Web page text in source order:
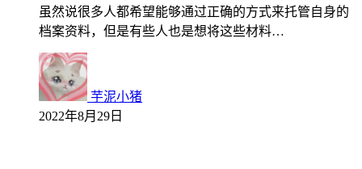
虽然说很多人都希望能够通过正确的方式来托管自身的
档案资料，但是有些人也是想将这些材料…
芋泥小猪
2022年8月29日